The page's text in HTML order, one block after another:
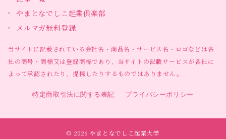
やまとなでしこ起業倶楽部
メルマガ無料登録
当サイトに記載されている会社名・商品名・サービス名・ロゴなどは各
社の商号・商標又は登録商標であり、当サイトの記載サービスが各社に
よって承認されたり、提携したりするものではありません。
特定商取引法に関する表記 プライバシーポリシー
© 2026 やまとなでしこ起業大学